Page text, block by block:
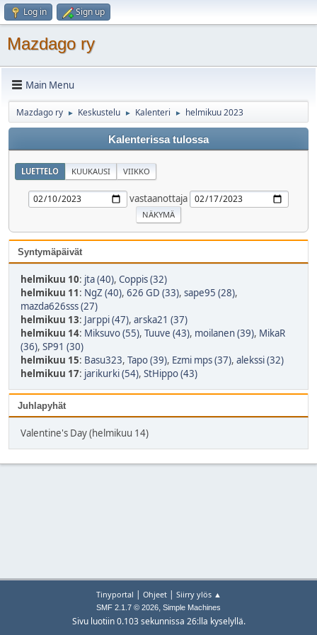
Log in Sign up
Mazdago ry
Main Menu
Mazdago ry ► Keskustelu ► Kalenteri ► helmikuu 2023
Kalenterissa tulossa
LUETTELO KUUKAUSI VIIKKO
vastaanottaja
Syntymäpäivät
helmikuu 10: jta (40), Coppis (32)
helmikuu 11: NgZ (40), 626 GD (33), sape95 (28),
mazda626sss (27)
helmikuu 13: Jarppi (47), arska21 (37)
helmikuu 14: Miksuvo (55), Tuuve (43), moilanen (39), MikaR
(36), SP91 (30)
helmikuu 15: Basu323, Tapo (39), Ezmi mps (37), alekssi (32)
helmikuu 17: jarikurki (54), StHippo (43)
Juhlapyhät
Valentine's Day (helmikuu 14)
Tinyportal | Ohjeet| Siirry ylös ▲
SMF 2.1.7 © 2026, Simple Machines
Sivu luotiin 0.103 sekunnissa 26:lla kyselyllä.